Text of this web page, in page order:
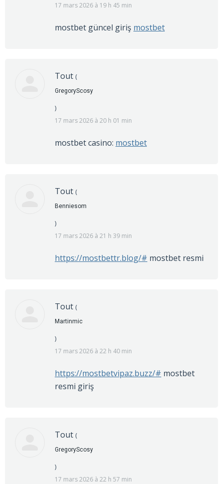
17 mars 2026 à 19 h 45 min
mostbet güncel giriş mostbet
Tout (
GregoryScosy
)
17 mars 2026 à 20 h 01 min
mostbet casino: mostbet
Tout (
Benniesom
)
17 mars 2026 à 21 h 39 min
https://mostbettr.blog/# mostbet resmi
Tout (
Martinmic
)
17 mars 2026 à 22 h 40 min
https://mostbetvipaz.buzz/# mostbet
resmi giriş
Tout (
GregoryScosy
)
17 mars 2026 à 22 h 57 min